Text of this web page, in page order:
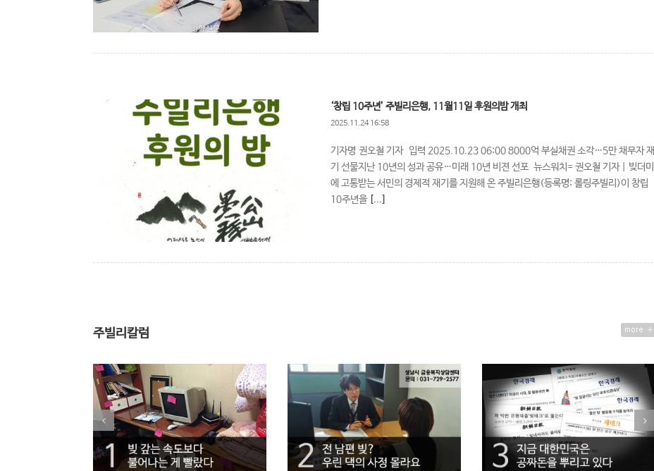
‘창립 10주년’ 주빌리은행, 11월11일 후원의밤 개최
2025.11.24 16:58
기자명 권오철 기자 입력 2025.10.23 06:00 8000억 부실채권 소각…5만 채무자 재
기 선물지난 10년의 성과 공유…미래 10년 비젼 선포 뉴스워치= 권오철 기자 | 빚더미
에 고통받는 서민의 경제적 재기를 지원해 온 주빌리은행(등록명: 롤링주빌리)이 창립
10주년을 [...]
주빌리칼럼